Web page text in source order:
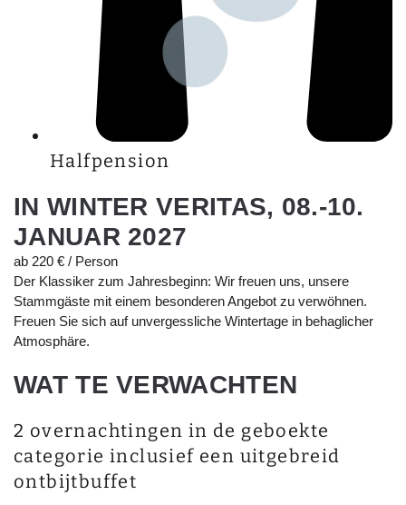
Halfpension
IN WINTER VERITAS, 08.-10.
JANUAR 2027
ab 220 € / Person
Der Klassiker zum Jahresbeginn: Wir freuen uns, unsere
Stammgäste mit einem besonderen Angebot zu verwöhnen.
Freuen Sie sich auf unvergessliche Wintertage in behaglicher
Atmosphäre.
WAT TE VERWACHTEN
2 overnachtingen in de geboekte
categorie inclusief een uitgebreid
ontbijtbuffet